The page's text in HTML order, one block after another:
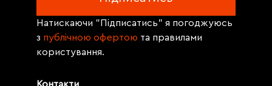
Натискаючи "Підписатись" я погоджуюсь
з публічною офертою та правилами
користування.